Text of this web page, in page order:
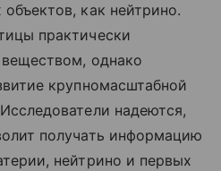
как нейтрино.
практически
однако
крупномасштабной
надеются,
получать информацию
нейтрино и первых